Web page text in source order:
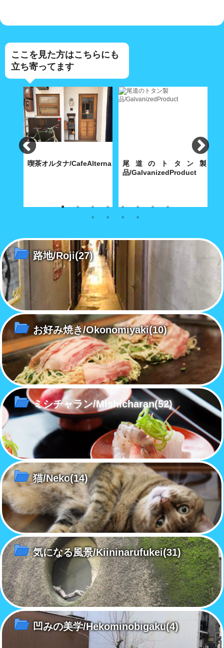
ここを見た方はこちらにも
立ち寄ってます
喫茶オルタナ/CafeAlterna
八坂神社に通じる築島(明神)小
尾道のトタン製
品/GalvanizedProduct
内海製作所(大正9年創業)が今
ン・グッズ
路地/Roji(27)
お好み焼き/Okonomiyaki(10)
ミシチャラン/Mishicharan(52)
猫/Neko(14)
気になる風景/Kiininarufukei(31)
凹みの美学/Hekominobigaku(4)